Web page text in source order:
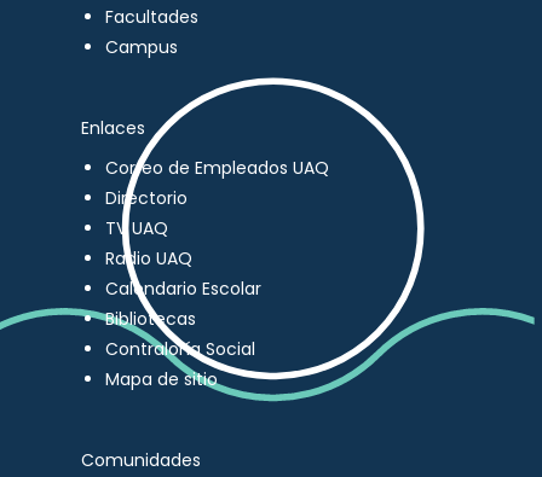
Facultades
Campus
Enlaces
Correo de Empleados UAQ
Directorio
TV UAQ
Radio UAQ
Calendario Escolar
Bibliotecas
Contraloría Social
Mapa de sitio
Comunidades